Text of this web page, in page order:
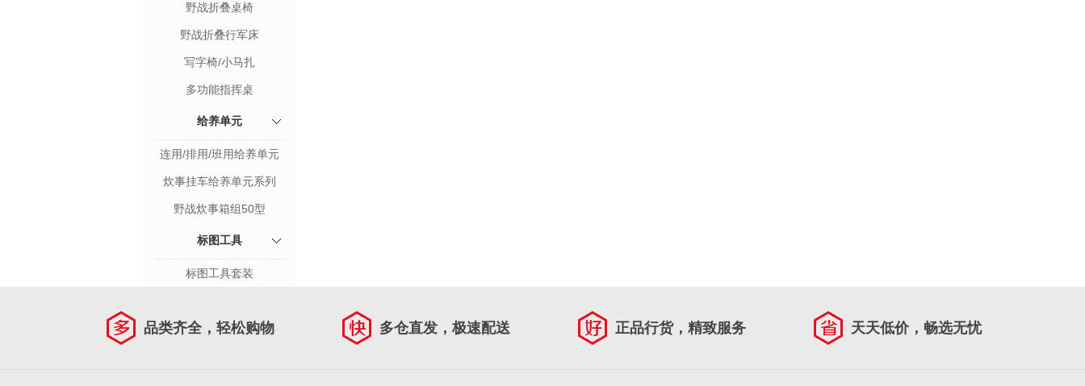
野战折叠桌椅
野战折叠行军床
写字椅/小马扎
多功能指挥桌
给养单元
连用/排用/班用给养单元
炊事挂车给养单元系列
野战炊事箱组50型
标图工具
标图工具套装
品类齐全，轻松购物 多仓直发，极速配送 正品行货，精致服务 天天低价，畅选无忧